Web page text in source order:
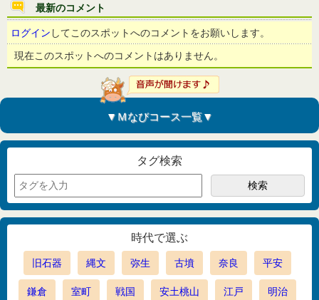
最新のコメント
ログイン してこのスポットへのコメントをお願いします。
現在このスポットへのコメントはありません。
▼Ｍなびコース一覧▼
タグ検索
時代で選ぶ
旧石器 縄文 弥生 古墳 奈良 平安
鎌倉 室町 戦国 安土桃山 江戸 明治